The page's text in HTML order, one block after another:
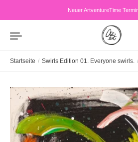
Neuer ArtventureTime
Startseite / Swirls Edition 01. Everyone swirls. /